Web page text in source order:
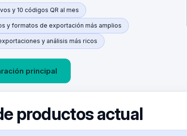
y 10 códigos QR al mes
y formatos de exportación más amplios
y análisis más ricos
principal
productos actual